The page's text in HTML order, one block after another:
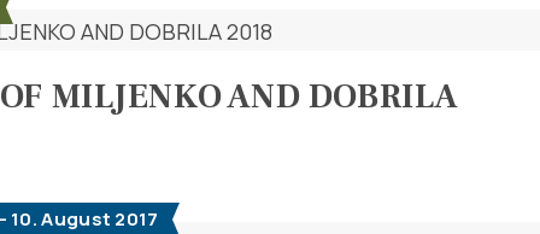
MILJENKO AND DOBRILA
10. August 2017